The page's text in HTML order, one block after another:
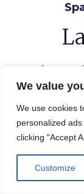
We value
We use cookies
personalized
clicking "Accept
Customize
Sei Una
Aumenta